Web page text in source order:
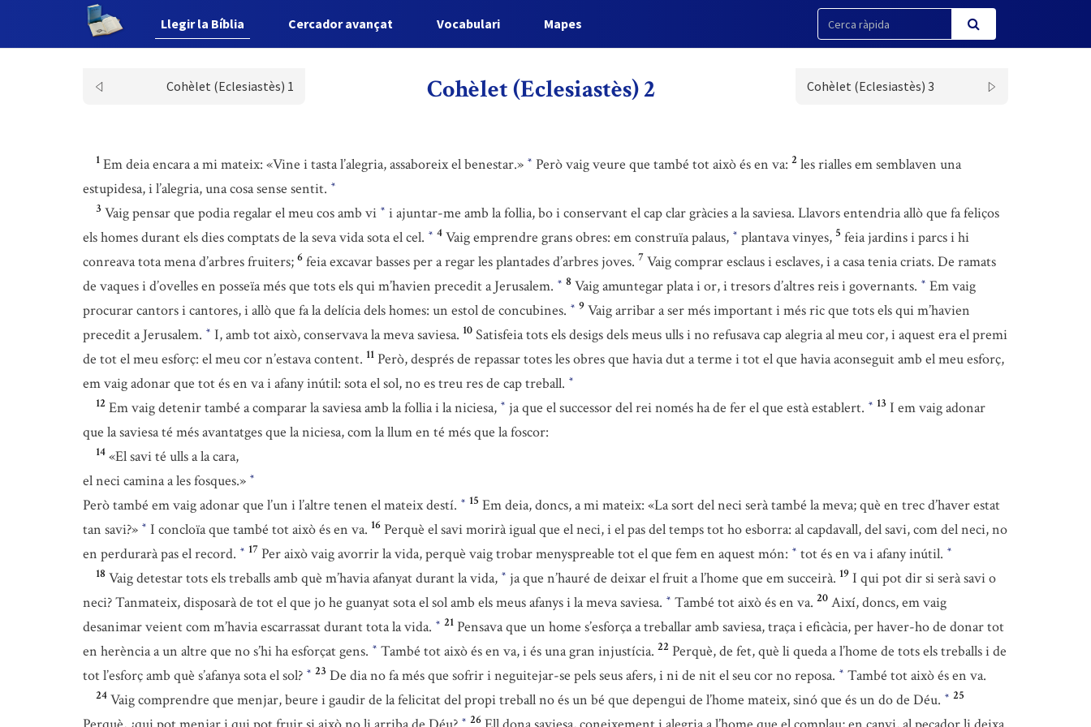
Llegir la Bíblia Cercador avançat Vocabulari Mapes
Cohèlet (Eclesiastès) 1 Cohèlet (Eclesiastès) 2 Cohèlet (Eclesiastès) 3
1 Em deia encara a mi mateix: «Vine i tasta l’alegria, assaboreix el benestar.» * Però vaig veure que també tot això és en va: 2 les rialles em semblaven una
estupidesa, i l’alegria, una cosa sense sentit. *
3 Vaig pensar que podia regalar el meu cos amb vi * i ajuntar-me amb la follia, bo i conservant el cap clar gràcies a la saviesa. Llavors entendria allò que fa feliços
els homes durant els dies comptats de la seva vida sota el cel. * 4 Vaig emprendre grans obres: em construïa palaus, * plantava vinyes, 5 feia jardins i parcs i hi
conreava tota mena d’arbres fruiters; 6 feia excavar basses per a regar les plantades d’arbres joves. 7 Vaig comprar esclaus i esclaves, i a casa tenia criats. De ramats
de vaques i d’ovelles en posseïa més que tots els qui m’havien precedit a Jerusalem. * 8 Vaig amuntegar plata i or, i tresors d’altres reis i governants. * Em vaig
procurar cantors i cantores, i allò que fa la delícia dels homes: un estol de concubines. * 9 Vaig arribar a ser més important i més ric que tots els qui m’havien
precedit a Jerusalem. * I, amb tot això, conservava la meva saviesa. 10 Satisfeia tots els desigs dels meus ulls i no refusava cap alegria al meu cor, i aquest era el premi
de tot el meu esforç: el meu cor n’estava content. 11 Però, després de repassar totes les obres que havia dut a terme i tot el que havia aconseguit amb el meu esforç,
em vaig adonar que tot és en va i afany inútil: sota el sol, no es treu res de cap treball. *
12 Em vaig detenir també a comparar la saviesa amb la follia i la niciesa, * ja que el successor del rei només ha de fer el que està establert. * 13 I em vaig adonar
que la saviesa té més avantatges que la niciesa, com la llum en té més que la foscor:
14 «El savi té ulls a la cara,
el neci camina a les fosques.» *
Però també em vaig adonar que l’un i l’altre tenen el mateix destí. * 15 Em deia, doncs, a mi mateix: «La sort del neci serà també la meva; què en trec d’haver estat
tan savi?» * I concloïa que també tot això és en va. 16 Perquè el savi morirà igual que el neci, i el pas del temps tot ho esborra: al capdavall, del savi, com del neci, no
en perdurarà pas el record. * 17 Per això vaig avorrir la vida, perquè vaig trobar menyspreable tot el que fem en aquest món: * tot és en va i afany inútil. *
18 Vaig detestar tots els treballs amb què m’havia afanyat durant la vida, * ja que n’hauré de deixar el fruit a l’home que em succeirà. 19 I qui pot dir si serà savi o
neci? Tanmateix, disposarà de tot el que jo he guanyat sota el sol amb els meus afanys i la meva saviesa. * També tot això és en va. 20 Així, doncs, em vaig
desanimar veient com m’havia escarrassat durant tota la vida. * 21 Pensava que un home s’esforça a treballar amb saviesa, traça i eficàcia, per haver-ho de donar tot
en herència a un altre que no s’hi ha esforçat gens. * També tot això és en va, i és una gran injustícia. 22 Perquè, de fet, què li queda a l’home de tots els treballs i de
tot l’esforç amb què s’afanya sota el sol? * 23 De dia no fa més que sofrir i neguitejar-se pels seus afers, i ni de nit el seu cor no reposa. * També tot això és en va.
24 Vaig comprendre que menjar, beure i gaudir de la felicitat del propi treball no és un bé que depengui de l’home mateix, sinó que és un do de Déu. * 25
* 26